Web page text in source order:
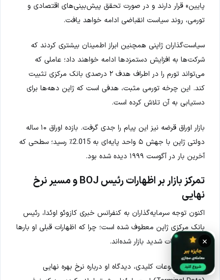
پایین» قرار دارند و در صورت تحقق پیش‌بینی‌های اقتصادی و
تورمی، روند سیاست انقباضی ادامه خواهد یافت.
سیاست‌گذاران ژاپنی همچنین ابراز اطمینان بیشتری کردند که
شرکت‌ها به افزایش دستمزدها ادامه خواهند داد؛ عاملی که
می‌تواند تورم را در اطراف هدف ۲ درصدی بانک مرکزی تثبیت
کند. این چرخه تورمی مثبت، هدفی است که ژاپن دهه‌ها برای
دستیابی به آن تلاش کرده است.
بازار اوراق قرضه نیز این پیام را جدی گرفت. بازده اوراق ۱۰ ساله
دولتی ژاپن با جهش ۵ واحد پایه‌ای به 2.015٪ رسید؛ سطحی که
آخرین بار در آگوست ۱۹۹۹ دیده شده بود.
تمرکز بازار بر اظهارات رئیس BOJ و مسیر نرخ
نهایی
اکنون توجه سرمایه‌گذاران به کنفرانس خبری کازوئو اوئدا، رئیس
بانک مرکزی ژاپن معطوف شده است؛ چرا که اظهارات قبلی او بارها
باعث نوسانات شدید بازار شده‌اند.
یکی از موضوعات کلیدی، دیدگاه او درباره نرخ بهره نهایی
×